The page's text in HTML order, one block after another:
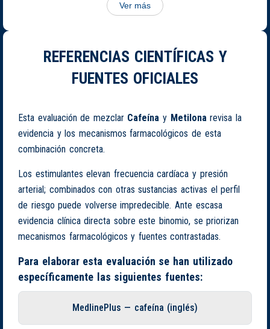
Ver más
REFERENCIAS CIENTÍFICAS Y
FUENTES OFICIALES
Esta evaluación de mezclar Cafeína y Metilonarevisa la
evidencia y los mecanismos farmacológicos de esta
combinación concreta.
Los estimulantes elevan frecuencia cardíaca y presión
arterial; combinados con otras sustancias activas el perfil
de riesgo puede volverse impredecible. Ante escasa
evidencia clínica directa sobre este binomio, se priorizan
mecanismos farmacológicos y fuentes contrastadas.
Para elaborar esta evaluación se han utilizado
específicamente las siguientes fuentes:
MedlinePlus — cafeína (inglés)